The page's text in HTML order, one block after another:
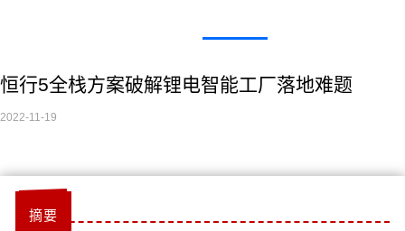
恒行5全栈方案破解锂电智能工厂落地难题
2022-11-19
摘要